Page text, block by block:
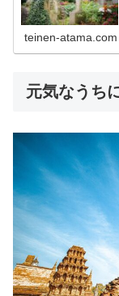
teinen-atama.com
元気なうち